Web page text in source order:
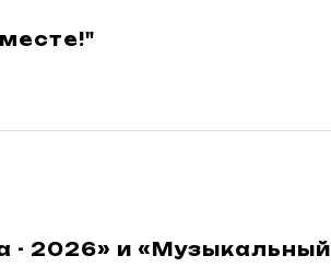
- 2026» и «Музыкальный